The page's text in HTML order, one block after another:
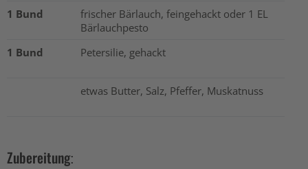
1 Bund
frischer Bärlauch, feingehackt oder 1 EL
Bärlauchpesto
1 Bund
Petersilie, gehackt
etwas Butter, Salz, Pfeffer, Muskatnuss
Zubereitung: